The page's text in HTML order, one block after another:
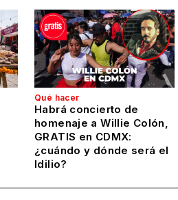
Qué hacer
Habrá concierto de
homenaje a Willie Colón,
GRATIS en CDMX:
¿cuándo y dónde será el
Idilio?